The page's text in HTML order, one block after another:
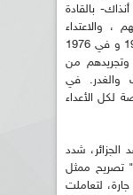
بالقادة
، والاعتداء
السافر على الجزائر في حرب الرمال سنة 1963 و في 1976
وتجريدهم من
والغدر. في
لكل الأعداء
شدد
" تصريح ممثل
لتعاملت